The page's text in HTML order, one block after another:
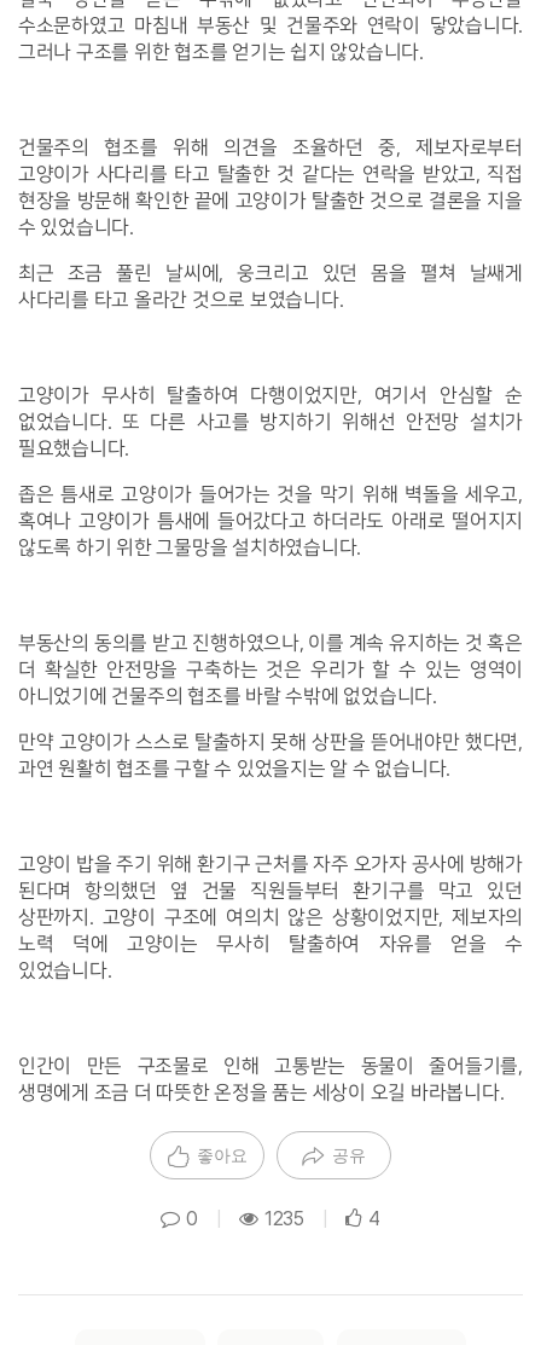
수소문하였고 마침내 부동산 및 건물주와 연락이 닿았습니다.
그러나 구조를 위한 협조를 얻기는 쉽지 않았습니다.
건물주의 협조를 위해 의견을 조율하던 중, 제보자로부터
고양이가 사다리를 타고 탈출한 것 같다는 연락을 받았고, 직접
현장을 방문해 확인한 끝에 고양이가 탈출한 것으로 결론을 지을
수 있었습니다.
최근 조금 풀린 날씨에, 웅크리고 있던 몸을 펼쳐 날쌔게
사다리를 타고 올라간 것으로 보였습니다.
고양이가 무사히 탈출하여 다행이었지만, 여기서 안심할 순
없었습니다. 또 다른 사고를 방지하기 위해선 안전망 설치가
필요했습니다.
좁은 틈새로 고양이가 들어가는 것을 막기 위해 벽돌을 세우고,
혹여나 고양이가 틈새에 들어갔다고 하더라도 아래로 떨어지지
않도록 하기 위한 그물망을 설치하였습니다.
부동산의 동의를 받고 진행하였으나, 이를 계속 유지하는 것 혹은
더 확실한 안전망을 구축하는 것은 우리가 할 수 있는 영역이
아니었기에 건물주의 협조를 바랄 수밖에 없었습니다.
만약 고양이가 스스로 탈출하지 못해 상판을 뜯어내야만 했다면,
과연 원활히 협조를 구할 수 있었을지는 알 수 없습니다.
고양이 밥을 주기 위해 환기구 근처를 자주 오가자 공사에 방해가
된다며 항의했던 옆 건물 직원들부터 환기구를 막고 있던
상판까지. 고양이 구조에 여의치 않은 상황이었지만, 제보자의
노력 덕에 고양이는 무사히 탈출하여 자유를 얻을 수
있었습니다.
인간이 만든 구조물로 인해 고통받는 동물이 줄어들기를,
생명에게 조금 더 따뜻한 온정을 품는 세상이 오길 바라봅니다.
좋아요 공유
0 1235 4